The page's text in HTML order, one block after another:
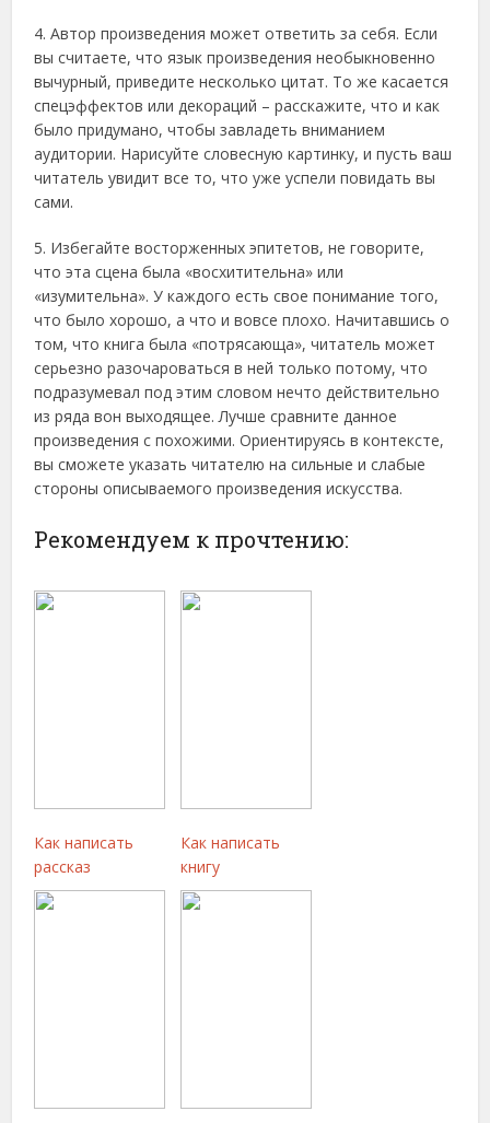
4. Автор произведения может ответить за себя. Если
вы считаете, что язык произведения необыкновенно
вычурный, приведите несколько цитат. То же касается
спецэффектов или декораций – расскажите, что и как
было придумано, чтобы завладеть вниманием
аудитории. Нарисуйте словесную картинку, и пусть ваш
читатель увидит все то, что уже успели повидать вы
сами.
5. Избегайте восторженных эпитетов, не говорите,
что эта сцена была «восхитительна» или
«изумительна». У каждого есть свое понимание того,
что было хорошо, а что и вовсе плохо. Начитавшись о
том, что книга была «потрясающа», читатель может
серьезно разочароваться в ней только потому, что
подразумевал под этим словом нечто действительно
из ряда вон выходящее. Лучше сравните данное
произведения с похожими. Ориентируясь в контексте,
вы сможете указать читателю на сильные и слабые
стороны описываемого произведения искусства.
Рекомендуем к прочтению:
Как написать
рассказ
Как написать
книгу